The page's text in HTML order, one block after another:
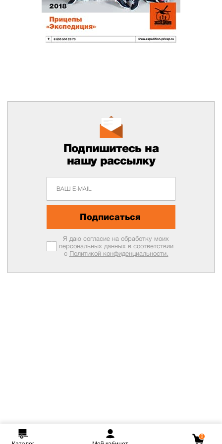
Подпишитесь на
нашу рассылку
Подписаться
Я даю согласие на обработку моих
персональных данных в соответствии
с Политикой конфиденциальности.
0